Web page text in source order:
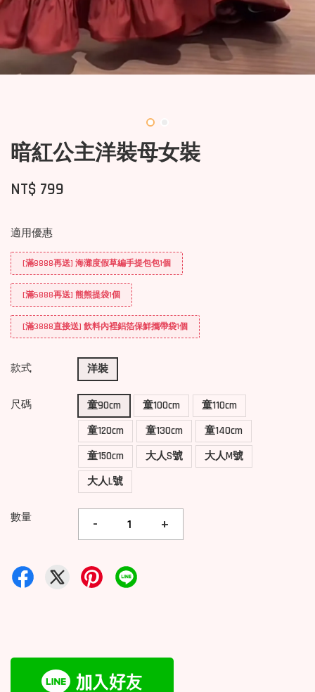
暗紅公主洋裝母女裝
NT$ 799
適用優惠
[滿8888再送] 海灘度假草編手提包包1個
[滿5888再送] 熊熊提袋1個
[滿3888直接送] 飲料內裡鋁箔保鮮攜帶袋1個
款式 洋裝
尺碼 童90cm 童100cm
童110cm
童120cm
童130cm
童140cm
童150cm
大人S號
大人M號
大人L號
數量 - +